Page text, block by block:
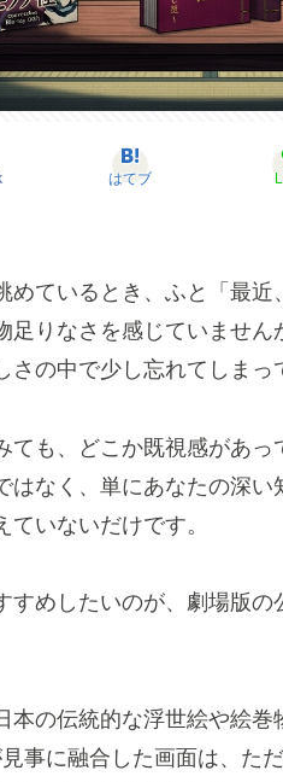
はてブ
めているとき、ふと「最
りなさを感じていません
の中で少し忘れてしまっ
ても、どこか既視感があ
なく、単にあなたの深い
いないだけです。
すめしたいのが、劇場版
本の伝統的な浮世絵や絵
事に融合した画面は、た